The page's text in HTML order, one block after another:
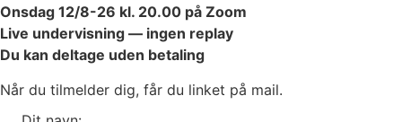
Onsdag 12/8-26 kl. 20.00 på Zoom
Live undervisning — ingen replay
Du kan deltage uden betaling
Når du tilmelder dig, får du linket på mail.